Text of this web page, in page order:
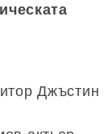
Джъстин